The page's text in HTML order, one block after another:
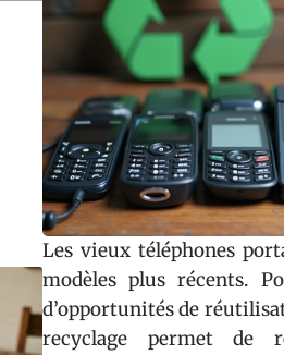
Les vieux téléphones
modèles plus récents.
d’opportunités de
recyclage permet de